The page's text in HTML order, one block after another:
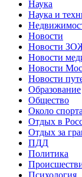
Наука
Наука и
Новости
Новости
Новости
Новости
Новости
Образование
Общество
Около спорта
Отдых в
Отдых за
ПДД
Политика
Психология